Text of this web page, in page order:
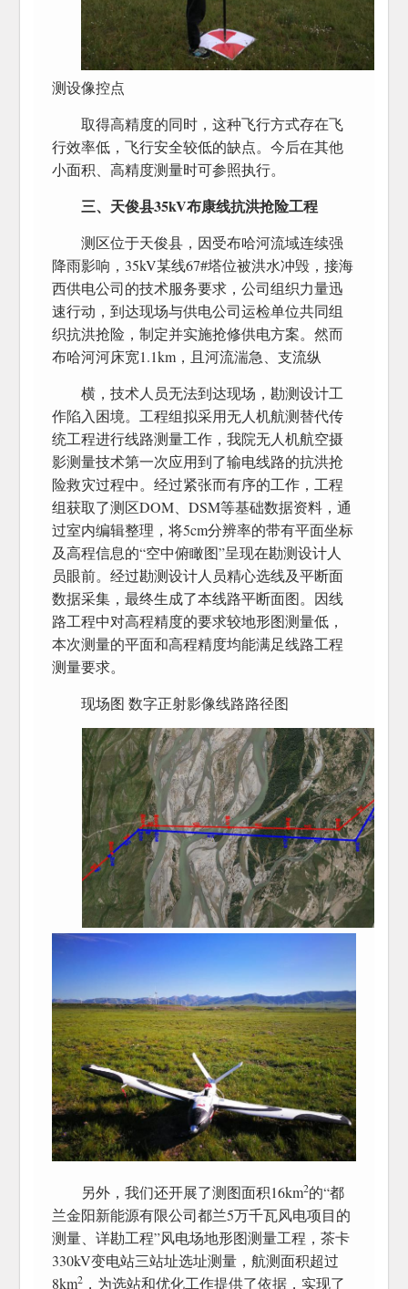
测设像控点
取得高精度的同时，这种飞行方式存在飞
行效率低，飞行安全较低的缺点。今后在其他
小面积、高精度测量时可参照执行。
三、天俊县35kV布康线抗洪抢险工程
测区位于天俊县，因受布哈河流域连续强
降雨影响，35kV某线67#塔位被洪水冲毁，接海
西供电公司的技术服务要求，公司组织力量迅
速行动，到达现场与供电公司运检单位共同组
织抗洪抢险，制定并实施抢修供电方案。然而
布哈河河床宽1.1km，且河流湍急、支流纵
横，技术人员无法到达现场，勘测设计工
作陷入困境。工程组拟采用无人机航测替代传
统工程进行线路测量工作，我院无人机航空摄
影测量技术第一次应用到了输电线路的抗洪抢
险救灾过程中。经过紧张而有序的工作，工程
组获取了测区DOM、DSM等基础数据资料，通
过室内编辑整理，将5cm分辨率的带有平面坐标
及高程信息的“空中俯瞰图”呈现在勘测设计人
员眼前。经过勘测设计人员精心选线及平断面
数据采集，最终生成了本线路平断面图。因线
路工程中对高程精度的要求较地形图测量低，
本次测量的平面和高程精度均能满足线路工程
测量要求。
现场图 数字正射影像线路路径图
另外，我们还开展了测图面积16km2的“都
兰金阳新能源有限公司都兰5万千瓦风电项目的
测量、详勘工程”风电场地形图测量工程，茶卡
330kV变电站三站址选址测量，航测面积超过
8km2 ，为选站和优化工作提供了依据，实现了